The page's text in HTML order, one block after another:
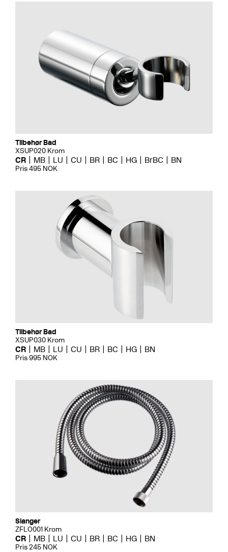
Tilbehør Bad
XSUP020 Krom
CR MB LU CU BR BC HG BrBC BN
Pris 495 NOK
Tilbehør Bad
XSUP030 Krom
CR MB LU CU BR BC HG BN
Pris 995 NOK
Slanger
ZFLO001 Krom
CR MB LU CU BR BC HG BN
Pris 245 NOK